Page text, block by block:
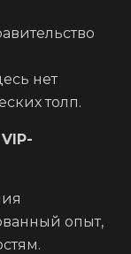
нет
толп.
опыт,